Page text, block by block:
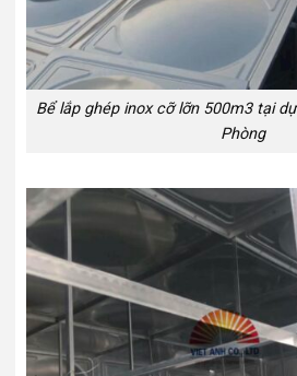
Bể lắp ghép inox cỡ lỡn 500m3 tại
Phòng